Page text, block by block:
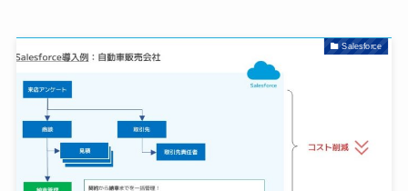
Salesforce